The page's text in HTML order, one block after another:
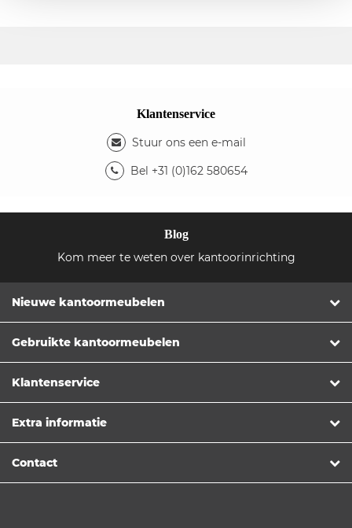
Klantenservice
Stuur ons een e-mail
Bel +31 (0)162 580654
Blog
Kom meer te weten over kantoorinrichting
Nieuwe kantoormeubelen
Gebruikte kantoormeubelen
Klantenservice
Extra informatie
Contact